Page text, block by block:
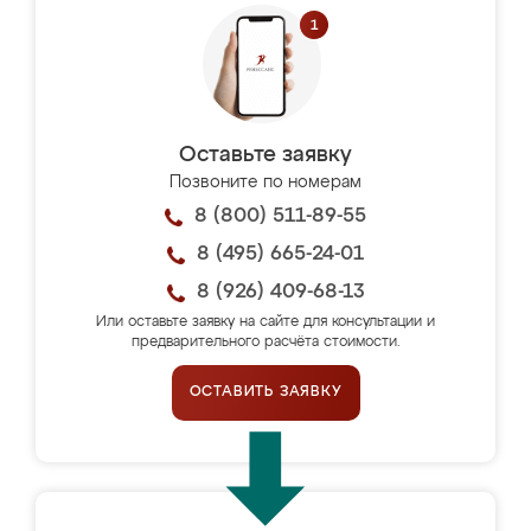
Оставьте заявку
Позвоните по номерам
8 (800) 511-89-55
8 (495) 665-24-01
8 (926) 409-68-13
Или оставьте заявку на сайте для консультации и
предварительного расчёта стоимости.
ОСТАВИТЬ ЗАЯВКУ